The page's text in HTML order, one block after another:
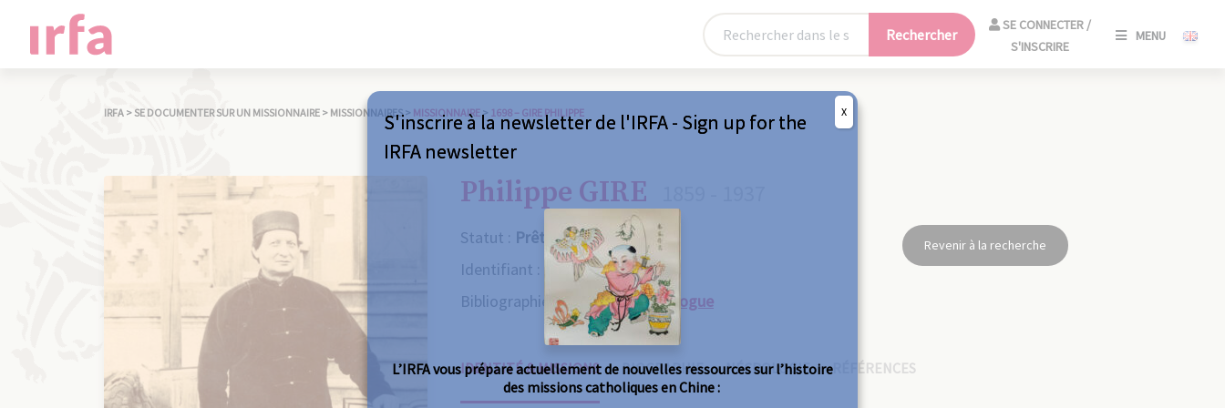
Rechercher
SE CONNECTER /
S'INSCRIRE
MENU
IRFA >SE DOCUMENTER SUR UN MISSIONNAIRE > MISSIONNAIRES > MISSIONNAIRE> 1698 – GIRE PHILIPPE
Philippe GIRE
Statut : Prêtre
Identifiant : 1698
Bibliographie :Consulter le catalogue
Revenir à la recherche
IDENTITÉ & MISSIONS BIOGRAPHIE NÉCROLOGIE RÉFÉRENCES
S'inscrire à la newsletter de l'IRFA - Sign up for the
IRFA newsletter
L’IRFA vous prépare actuellement de nouvelles ressources sur l’histoire
des missions catholiques en Chine :
X